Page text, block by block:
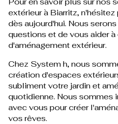
extérieur à Biarritz,
dès aujourd'hui. Nous
questions et de vous aider
d'aménagement extérieur.
Chez System h, nous
création d'espaces
subliment votre jardin et
quotidienne. Nous sommes
avec vous pour créer
vos rêves.